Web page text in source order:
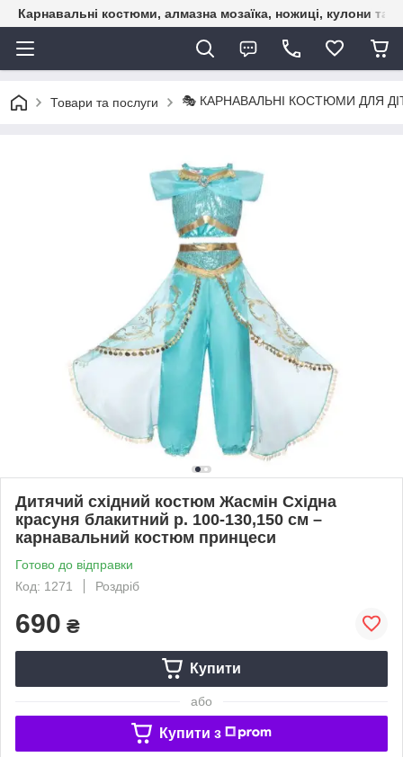
Карнавальні костюми, алмазна мозаїка, ножиці, кулони та
Товари та послуги 🎭 КАРНАВАЛЬНІ КОСТЮМИ ДЛЯ
Дитячий східний костюм Жасмін Східна
красуня блакитний р. 100-130,150 см –
карнавальний костюм принцеси
Готово до відправки
Код: 1271
Роздріб
690 ₴
Купити
або
Купити з